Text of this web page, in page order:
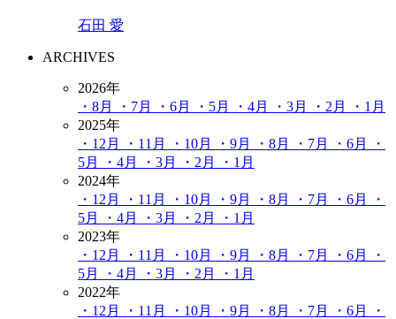
石田 愛
ARCHIVES
2026年
・8月
・7月 ・6月 ・5月 ・4月 ・3月 ・2月
・1月
2025年
・12月
・11月 ・10月 ・9月 ・8月 ・7月 ・6月
・
5月
・4月 ・3月 ・2月
・1月
2024年
・12月
・11月 ・10月 ・9月 ・8月 ・7月 ・6月
・
5月
・4月 ・3月 ・2月
・1月
2023年
・12月
・11月 ・10月 ・9月 ・8月 ・7月 ・6月
・
5月
・4月 ・3月 ・2月
・1月
2022年
・12月
・11月 ・10月 ・9月 ・8月 ・7月 ・6月
・